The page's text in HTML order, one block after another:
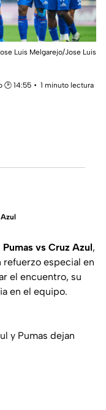
Luis Melgarejo/Jose Luis
🕑 14:55
1 minuto lectura
vs Cruz Azul,
refuerzo especial en
el encuentro, su
en el equipo.
y Pumas dejan